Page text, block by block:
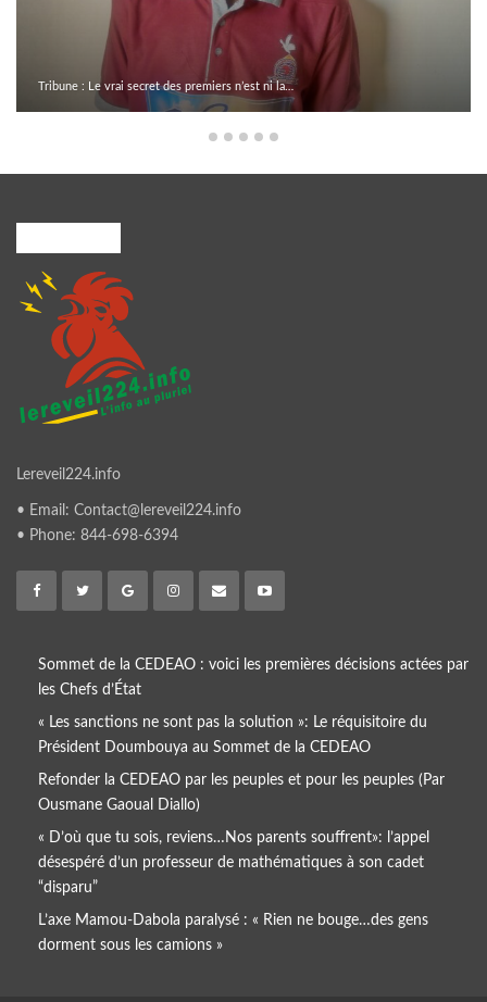
Tribune : Le vrai secret des premiers n’est ni la…
Lereveil224.info
• Email: Contact@lereveil224.info
• Phone: 844-698-6394
Sommet de la CEDEAO : voici les premières décisions actées par
les Chefs d’État
« Les sanctions ne sont pas la solution »: Le réquisitoire du
Président Doumbouya au Sommet de la CEDEAO
Refonder la CEDEAO par les peuples et pour les peuples (Par
Ousmane Gaoual Diallo)
« D’où que tu sois, reviens…Nos parents souffrent»: l’appel
désespéré d’un professeur de mathématiques à son cadet
“disparu”
L’axe Mamou-Dabola paralysé : « Rien ne bouge…des gens
dorment sous les camions »